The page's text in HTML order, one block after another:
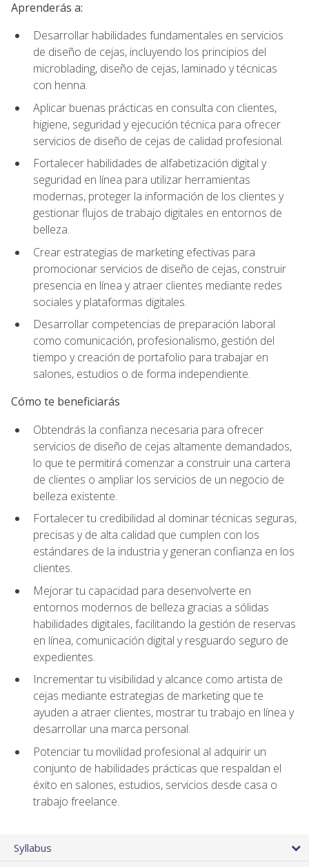
Aprenderás a:
Desarrollar habilidades fundamentales en servicios
de diseño de cejas, incluyendo los principios del
microblading, diseño de cejas, laminado y técnicas
con henna.
Aplicar buenas prácticas en consulta con clientes,
higiene, seguridad y ejecución técnica para ofrecer
servicios de diseño de cejas de calidad profesional.
Fortalecer habilidades de alfabetización digital y
seguridad en línea para utilizar herramientas
modernas, proteger la información de los clientes y
gestionar flujos de trabajo digitales en entornos de
belleza.
Crear estrategias de marketing efectivas para
promocionar servicios de diseño de cejas, construir
presencia en línea y atraer clientes mediante redes
sociales y plataformas digitales.
Desarrollar competencias de preparación laboral
como comunicación, profesionalismo, gestión del
tiempo y creación de portafolio para trabajar en
salones, estudios o de forma independiente.
Cómo te beneficiarás
Obtendrás la confianza necesaria para ofrecer
servicios de diseño de cejas altamente demandados,
lo que te permitirá comenzar a construir una cartera
de clientes o ampliar los servicios de un negocio de
belleza existente.
Fortalecer tu credibilidad al dominar técnicas seguras,
precisas y de alta calidad que cumplen con los
estándares de la industria y generan confianza en los
clientes.
Mejorar tu capacidad para desenvolverte en
entornos modernos de belleza gracias a sólidas
habilidades digitales, facilitando la gestión de reservas
en línea, comunicación digital y resguardo seguro de
expedientes.
Incrementar tu visibilidad y alcance como artista de
cejas mediante estrategias de marketing que te
ayuden a atraer clientes, mostrar tu trabajo en línea y
desarrollar una marca personal.
Potenciar tu movilidad profesional al adquirir un
conjunto de habilidades prácticas que respaldan el
éxito en salones, estudios, servicios desde casa o
trabajo freelance.
Syllabus